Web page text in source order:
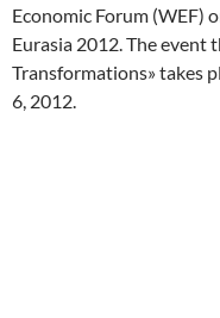
Economic Forum (WEF)
Eurasia 2012. The event
Transformations» takes
6, 2012.